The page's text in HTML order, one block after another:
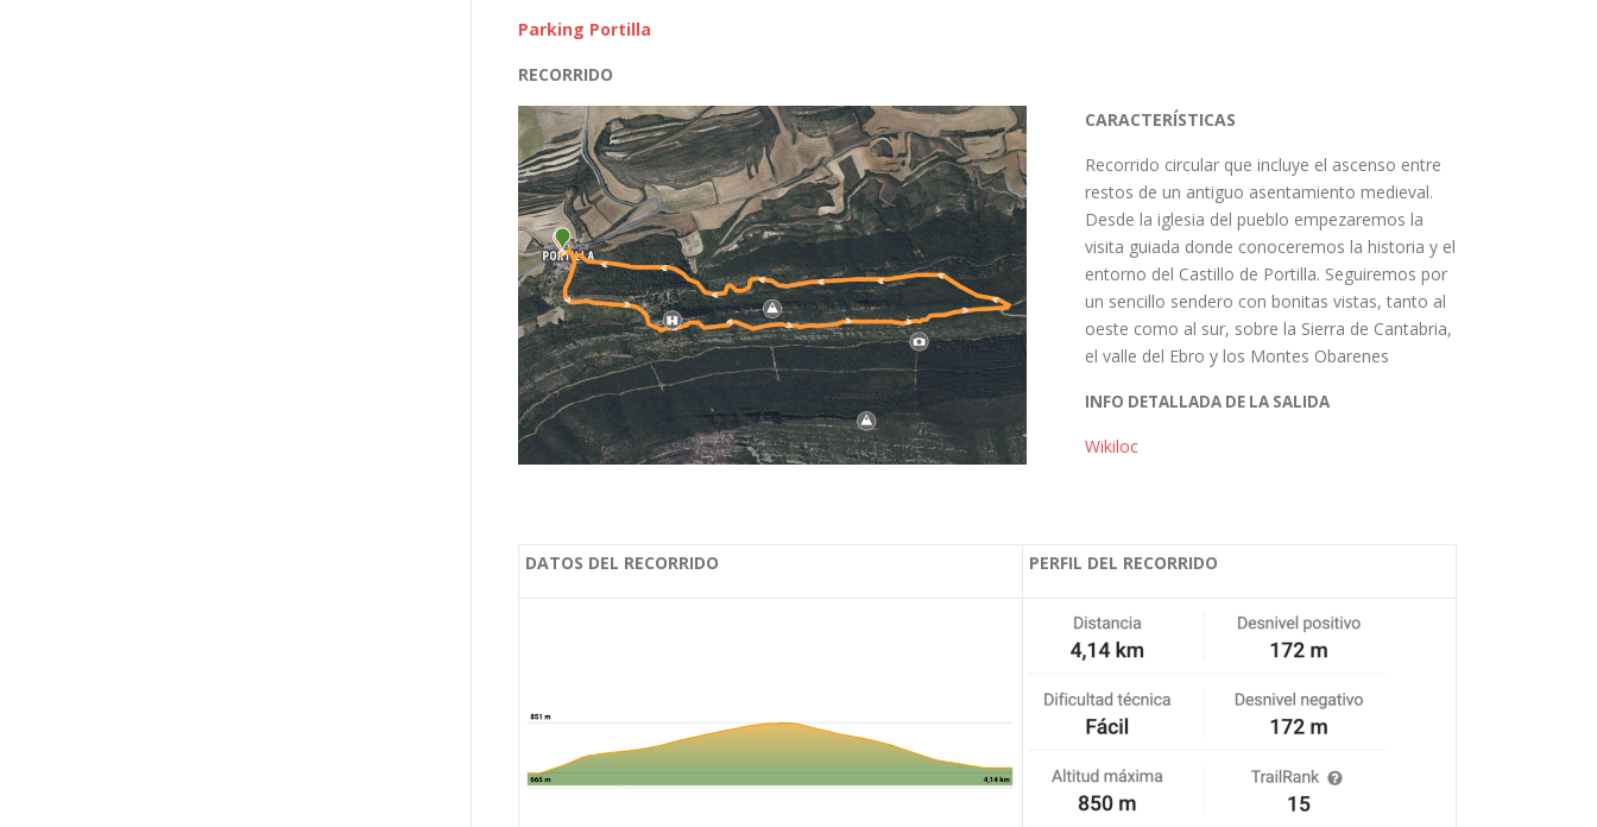
Parking Portilla
RECORRIDO
CARACTERÍSTICAS
Recorrido circular que incluye el ascenso entre
restos de un antiguo asentamiento medieval.
Desde la iglesia del pueblo empezaremos la
visita guiada donde conoceremos la historia y el
entorno del Castillo de Portilla. Seguiremos por
un sencillo sendero con bonitas vistas, tanto al
oeste como al sur, sobre la Sierra de Cantabria,
el valle del Ebro y los Montes Obarenes
INFO DETALLADA DE LA SALIDA
Wikiloc
DATOS DEL RECORRIDO PERFIL DEL RECORRIDO